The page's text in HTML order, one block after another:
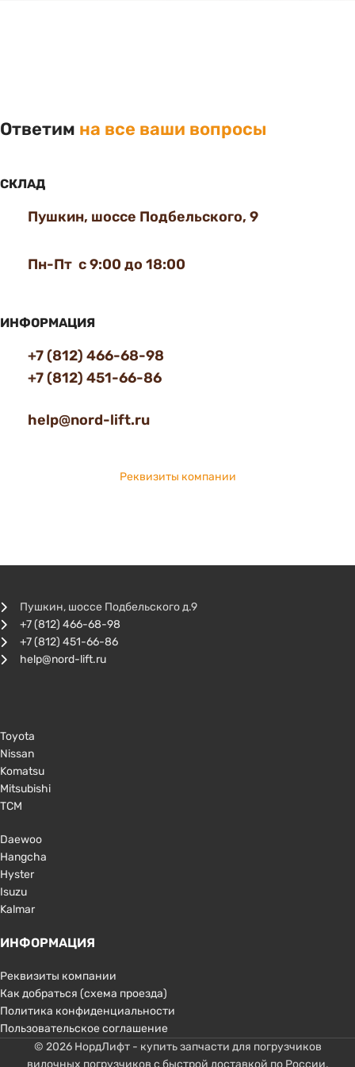
Ответим на все ваши вопросы
СКЛАД
Пушкин, шоссе Подбельского, 9
Пн-Пт с 9:00 до 18:00
ИНФОРМАЦИЯ
+7 (812) 466-68-98
+7 (812) 451-66-86
help@nord-lift.ru
Реквизиты компании
Пушкин, шоссе Подбельского д.9
+7 (812) 466-68-98
+7 (812) 451-66-86
help@nord-lift.ru
Toyota
Nissan
Komatsu
Mitsubishi
TCM
Daewoo
Hangcha
Hyster
Isuzu
Kalmar
ИНФОРМАЦИЯ
Реквизиты компании
Как добраться (схема проезда)
Политика конфиденциальности
Пользовательское соглашение
© 2026 НордЛифт - купить запчасти для погрузчиков